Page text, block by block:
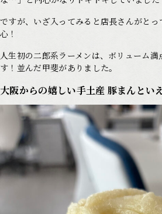
ですが、いざ入ってみると店長さんがと
心！
人生初の二郎系ラーメンは、ボリューム
す！並んだ甲斐がありました。
大阪からの嬉しい手土産 豚まんとい